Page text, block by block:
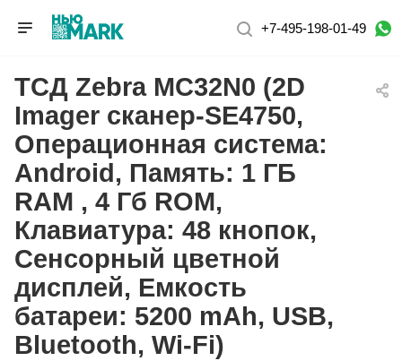
+7-495-198-01-49
ТСД Zebra MC32N0 (2D
Imager сканер-SE4750,
Операционная система:
Android, Память: 1 ГБ
RAM , 4 Гб ROM,
Клавиатура: 48 кнопок,
Сенсорный цветной
дисплей, Емкость
батареи: 5200 mAh, USB,
Bluetooth, Wi-Fi)